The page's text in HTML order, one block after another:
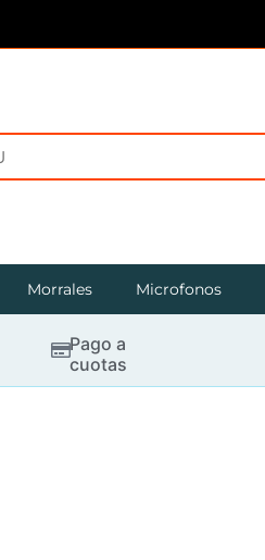
Morrales Microfonos
Pago a
cuotas